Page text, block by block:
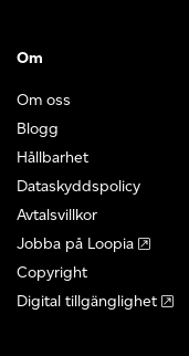
Om
Om oss
Blogg
Hållbarhet
Dataskyddspolicy
Avtalsvillkor
Jobba på Loopia
Copyright
Digital tillgänglighet